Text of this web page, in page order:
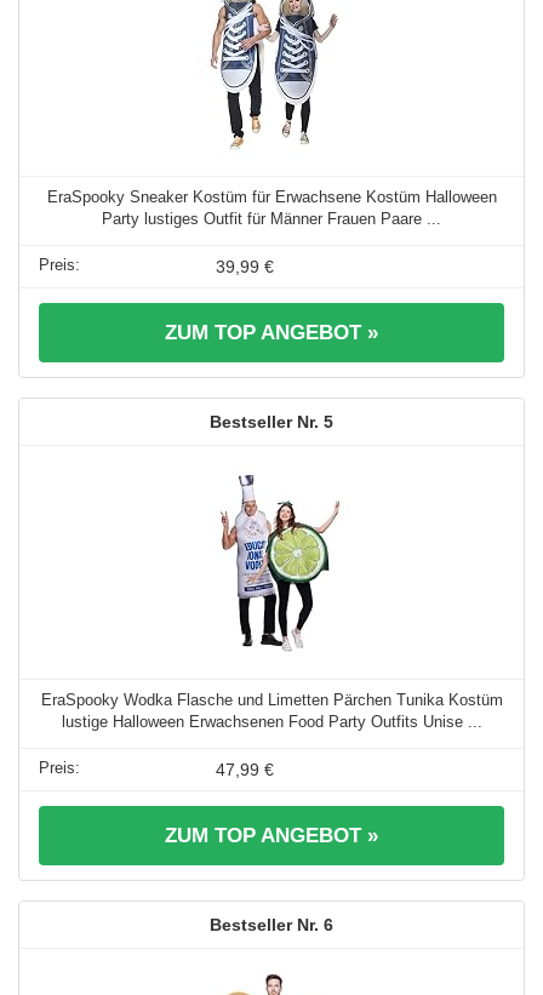
EraSpooky Sneaker Kostüm für Erwachsene Kostüm Halloween
Party lustiges Outfit für Männer Frauen Paare ...
39,99 €
ZUM TOP ANGEBOT »
5
EraSpooky Wodka Flasche und Limetten Pärchen Tunika Kostüm
lustige Halloween Erwachsenen Food Party Outfits Unise ...
47,99 €
ZUM TOP ANGEBOT »
6